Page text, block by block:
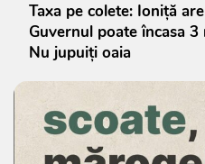
Taxa pe colete: Ioniță
Guvernul poate încasa
Nu jupuiți oaia